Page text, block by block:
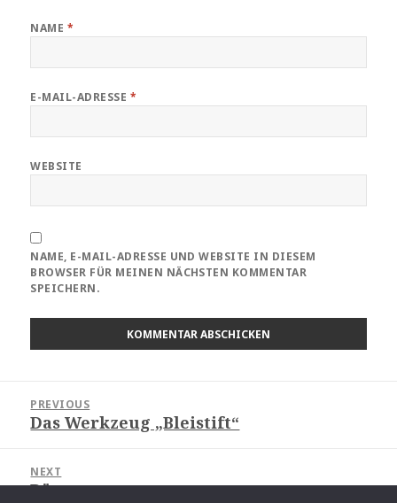
NAME *
E-MAIL-ADRESSE *
WEBSITE
NAME, E-MAIL-ADRESSE UND WEBSITE IN DIESEM
BROWSER FÜR MEINEN NÄCHSTEN KOMMENTAR
SPEICHERN.
PREVIOUS
Previous
Das Werkzeug „Bleistift“
NEXT
Next
Büro